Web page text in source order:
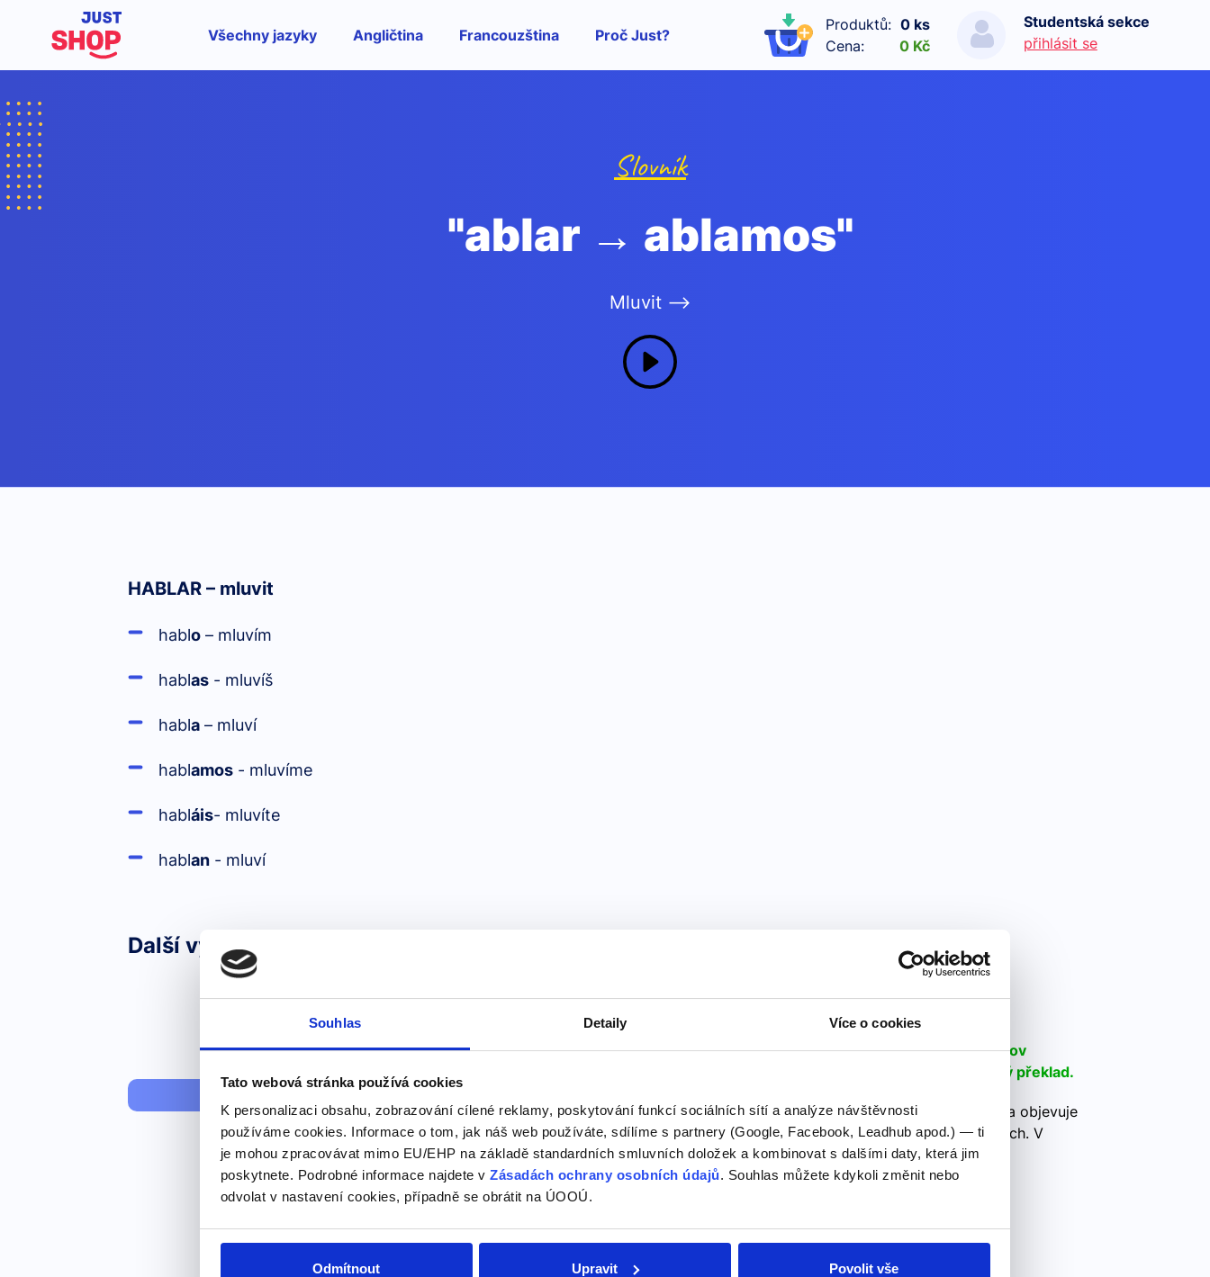
Souhlas Detaily Více o cookies
Tato webová stránka používá cookies
K personalizaci obsahu, zobrazování cílené reklamy, poskytování funkcí sociálních sítí a analýze návštěvnosti
používáme cookies. Informace o tom, jak náš web používáte, sdílíme s partnery (Google, Facebook, Leadhub apod.) — ti
je mohou zpracovávat mimo EU/EHP na základě standardních smluvních doložek a kombinovat s dalšími daty, která jim
poskytnete. Podrobné informace najdete v Zásadách ochrany osobních údajů. Souhlas můžete kdykoli změnit nebo
odvolat v nastavení cookies, případně se obrátit na ÚOOÚ.
Odmítnout Upravit Povolit vše
Všechny jazyky Angličtina Francouzština Proč Just?
Produktů: 0 ks
Cena:
0 Kč
Studentská sekce
přihlásit se
Slovník
"ablar → ablamos"
Mluvit -->
HABLAR– mluvit
hablo – mluvím
hablas - mluvíš
habla – mluví
hablamos - mluvíme
habláis- mluvíte
hablan - mluví
Další výrazy nebo fráze v této kategorii našeho slovníku
Anglická slova na V
Anglická slova na V
V tomto článku se podíváme na různé typy anglických slov
začínajících na V, prozkoumáme jejich výslovnost i český překlad.
Písmeno L patří mezi běžné písmena v anglické abecedě a objevuje
se v mnoha slovech, ať už běžných, tak i méně používaných. V
tomto článku se podíváme na různé typy anglických slov
začínajících na V,…
How much do I owe you for these?